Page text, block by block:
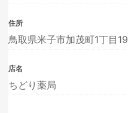
住所
鳥取県米子市加茂町1丁目19
店名
ちどり薬局